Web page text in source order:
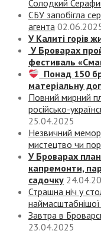
Солодкий
СБУ запобігла
агента
У Калиті горів
У Броварах
фестиваль
Понад 150
матеріальну
Повний мирний
російсько-
25.04.2025
Незвичний
мистецтво чи
У Броварах
капремонти,
садочку
Страшна ніч у
Завтра в
23.04.2025